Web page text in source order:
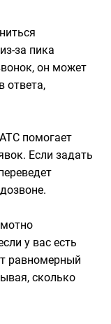
за пика
он может
ответа,
помогает
Если задать
у вас есть
равномерный
сколько